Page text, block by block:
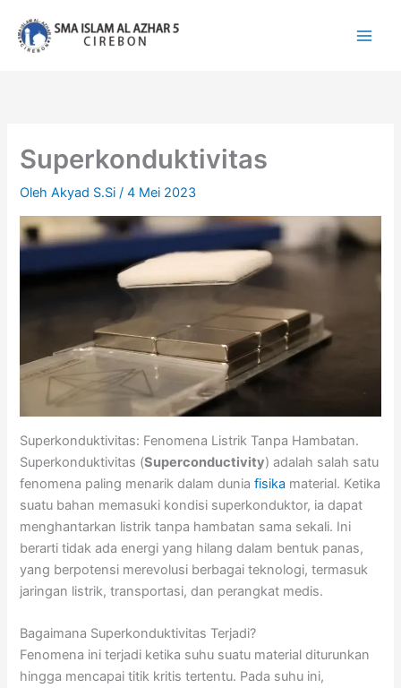
konten
Superkonduktivitas
OlehAkyad S.Si/4 Mei 2023
Superkonduktivitas: Fenomena Listrik Tanpa Hambatan.
Superkonduktivitas (Superconductivity) adalah salah satu
fenomena paling menarik dalam duniafisika material. Ketika
suatu bahan memasuki kondisi superkonduktor, ia dapat
menghantarkan listrik tanpa hambatan sama sekali. Ini
berarti tidak ada energi yang hilang dalam bentuk panas,
yang berpotensi merevolusi berbagai teknologi, termasuk
jaringan listrik, transportasi, dan perangkat medis.
Bagaimana Superkonduktivitas Terjadi?
Fenomena ini terjadi ketika suhu suatu material diturunkan
hingga mencapai titik kritis tertentu. Pada suhu ini,